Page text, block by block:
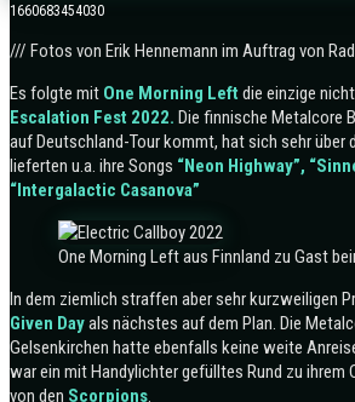
1660683454030
/// Fotos von Erik Hennemann im Auftrag von
Es folgte mit One Morning Left die einzige
Escalation Fest 2022. Die finnische Metalcore
auf Deutschland-Tour kommt, hat sich sehr über
lieferten u.a. ihre Songs “Neon Highway”,
“Intergalactic Casanova”
One Morning Left aus Finnland zu Gast
In dem ziemlich straffen aber sehr kurzweiligen
Given Dayals nächstes auf dem Plan. Die
Gelsenkirchen hatte ebenfalls keine weite
war ein mit Handylichter gefülltes Rund zu ihrem
von den Scorpions.